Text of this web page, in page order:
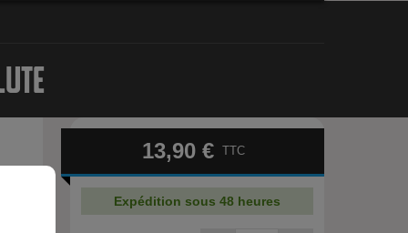
13,90 € TTC
Expédition sous 48 heures